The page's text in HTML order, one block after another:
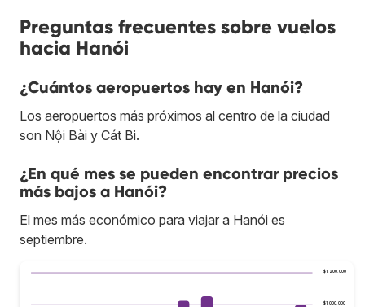
Preguntas frecuentes sobre vuelos
hacia Hanói
¿Cuántos aeropuertos hay en Hanói?
Los aeropuertos más próximos al centro de la ciudad
son Nội Bài y Cát Bi.
¿En qué mes se pueden encontrar precios
más bajos a Hanói?
El mes más económico para viajar a Hanói es
septiembre.
$1.000.000
$1.200.000